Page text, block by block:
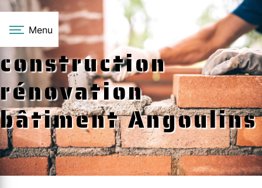
Menu
construction
rénovation
bâtiment Angoulins
Panneau de gestion des cookies